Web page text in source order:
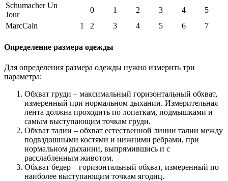
Schumacher Un
Jour
0 1 2 3 4
5
MarcCain
1 2 3 4 5 6 7
Определение размера одежды
Для определения размера одежды нужно измерить три
параметра:
Обхват груди – максимальный горизонтальный обхват,
измеренный при нормальном дыхании. Измерительная
лента должна проходить по лопаткам, подмышками и
самым выступающим точкам груди.
Обхват талии – обхват естественной линии талии между
подвздошными костями и нижними ребрами, при
нормальном дыхании, выпрямившись и с
расслабленным животом.
Обхват бедер – горизонтальный обхват, измеренный по
наиболее выступающим точкам ягодиц.